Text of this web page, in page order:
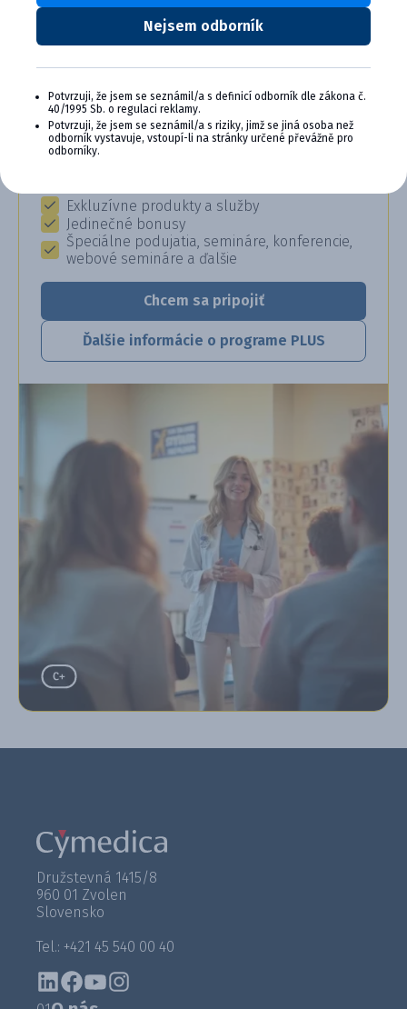
CYMEDICA PLUS: VERNOSŤ, KTORÁ
SA VYPLÁCA
Zapojte sa do vernostného programu Cymedica
Plus a získajte ďalšie bonusy pre svoju
veterinárnu prax, vzdelávanie a pohodu.
Exkluzívne produkty a služby
Jedinečné bonusy
Špeciálne podujatia, semináre, konferencie,
webové semináre a ďalšie
Chcem sa pripojiť
Ďalšie informácie o programe PLUS
Družstevná 1415/8
960 01 Zvolen
Slovensko
Tel.: +421 45 540 00 40
Nejsem odborník
Potvrzuji, že jsem se seznámil/a s definicí odborník dle zákona č.
40/1995 Sb. o regulaci reklamy.
Potvrzuji, že jsem se seznámil/a s riziky, jimž se jiná osoba než
odborník vystavuje, vstoupí-li na stránky určené převážně pro
odborníky.